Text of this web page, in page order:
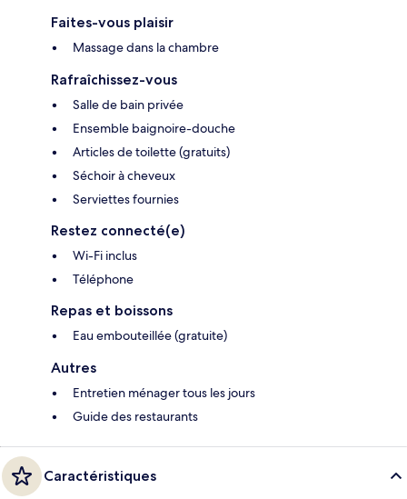
Faites-vous plaisir
Massage dans la chambre
Rafraîchissez-vous
Salle de bain privée
Ensemble baignoire-douche
Articles de toilette (gratuits)
Séchoir à cheveux
Serviettes fournies
Restez connecté(e)
Wi-Fi inclus
Téléphone
Repas et boissons
Eau embouteillée (gratuite)
Autres
Entretien ménager tous les jours
Guide des restaurants
Caractéristiques